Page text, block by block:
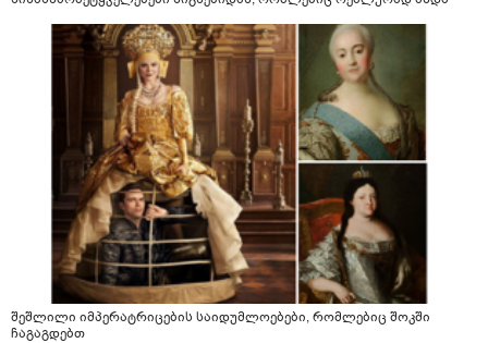
შეშლილი იმპერატრიცების საიდუმლოებები, რომლებიც შოკში
ჩაგაგდებთ